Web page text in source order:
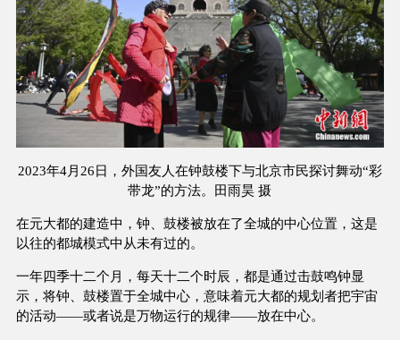
2023年4月26日，外国友人在钟鼓楼下与北京市民探讨舞动“彩
带龙”的方法。田雨昊 摄
在元大都的建造中，钟、鼓楼被放在了全城的中心位置，这是
以往的都城模式中从未有过的。
一年四季十二个月，每天十二个时辰，都是通过击鼓鸣钟显
示，将钟、鼓楼置于全城中心，意味着元大都的规划者把宇宙
的活动——或者说是万物运行的规律——放在中心。